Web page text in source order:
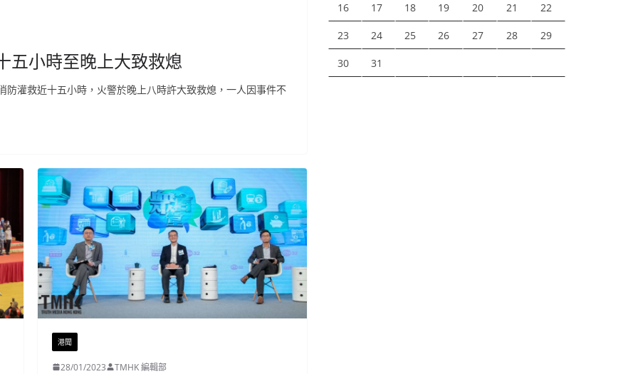
五小時至晚上大致救熄
灌救近十五小時，火警於晚上八時許大致救熄，一人因事件不
港聞
28/01/2023 TMHK 編輯部
16 17 18 19 20 21 22
23 24 25 26 27 28 29
30 31